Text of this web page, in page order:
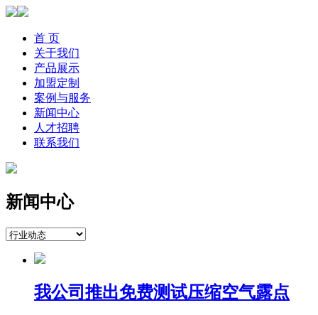
首 页
关于我们
产品展示
加盟定制
案例与服务
新闻中心
人才招聘
联系我们
新闻中心
我公司推出免费测试压缩空气露点